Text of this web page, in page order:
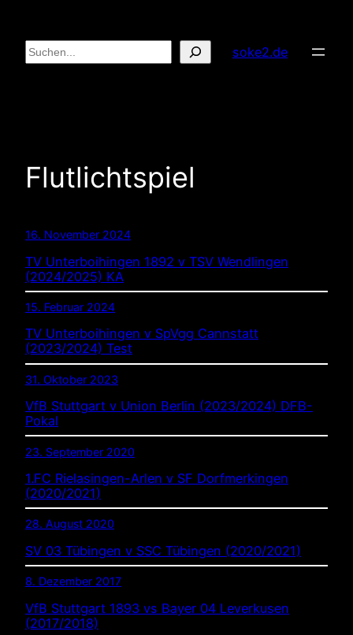
Inhalt
springen
Suchen soke2.de
Flutlichtspiel
16. November 2024
TV Unterboihingen 1892 v TSV Wendlingen
(2024/2025) KA
15. Februar 2024
TV Unterboihingen v SpVgg Cannstatt
(2023/2024) Test
31. Oktober 2023
VfB Stuttgart v Union Berlin (2023/2024) DFB-
Pokal
23. September 2020
1.FC Rielasingen-Arlen v SF Dorfmerkingen
(2020/2021)
28. August 2020
SV 03 Tübingen v SSC Tübingen (2020/2021)
8. Dezember 2017
VfB Stuttgart 1893 vs Bayer 04 Leverkusen
(2017/2018)